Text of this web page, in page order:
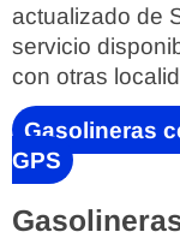
actualizado de
servicio
con otras
Gasolineras
GPS